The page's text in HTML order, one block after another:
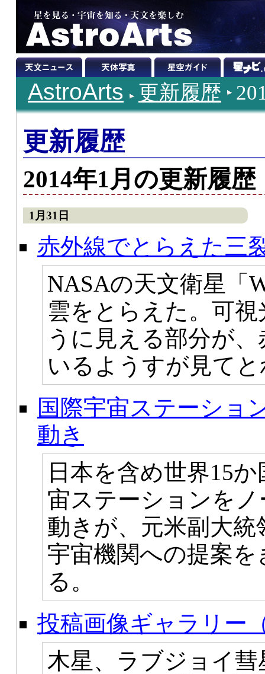
AstroArts 更新履歴
更新履歴
2014年1月の更新履歴
1月31日
赤外線でとらえた三
NASAの天文衛星「
雲をとらえた。可
うに見える部分が
いるようすが見て
国際宇宙ステーショ
動き
日本を含め世界15
宙ステーションを
動きが、元米副大
宇宙機関への提案
る。
投稿画像ギャラリー
木星、ラブジョイ